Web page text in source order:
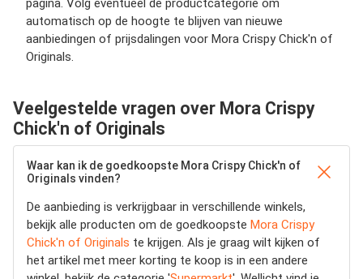
pagina. Volg eventueel de productcategorie om
automatisch op de hoogte te blijven van nieuwe
aanbiedingen of prijsdalingen voor Mora Crispy Chick'n of
Originals.
Veelgestelde vragen over Mora Crispy
Chick'n of Originals
Waar kan ik de goedkoopste Mora Crispy Chick'n of
Originals vinden?
De aanbieding is verkrijgbaar in verschillende winkels,
bekijk alle producten om de goedkoopste Mora Crispy
Chick'n of Originals te krijgen. Als je graag wilt kijken of
het artikel met meer korting te koop is in een andere